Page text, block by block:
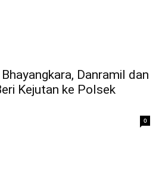
Danramil dan
Kejutan ke Polsek
0